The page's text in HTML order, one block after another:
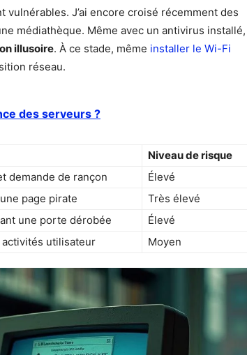
J’ai encore croisé récemment des
médiathèque. Même avec un antivirus installé,
illusoire. À ce stade, même installer le Wi-Fi
réseau.
des serveurs ?
Niveau de risque
demande de rançon
Élevé
page pirate
Très élevé
une porte dérobée
Élevé
utilisateur Moyen